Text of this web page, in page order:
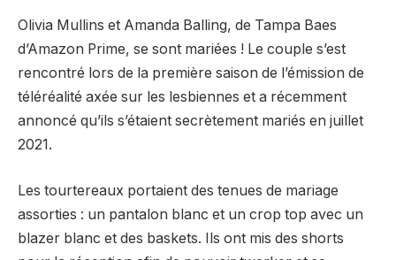
Olivia Mullins et Amanda Balling, de Tampa Baes
d’Amazon Prime, se sont mariées ! Le couple s’est
rencontré lors de la première saison de l’émission de
téléréalité axée sur les lesbiennes et a récemment
annoncé qu’ils s’étaient secrètement mariés en juillet
2021.
Les tourtereaux portaient des tenues de mariage
assorties : un pantalon blanc et un crop top avec un
blazer blanc et des baskets. Ils ont mis des shorts